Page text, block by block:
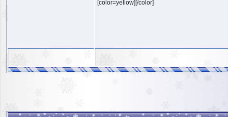
[color=yellow][/color]